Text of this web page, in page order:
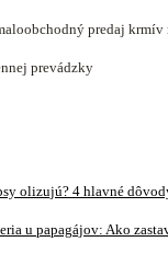
predaj krmív
prevádzky
olizujú? 4 hlavné
u papagájov: Ako